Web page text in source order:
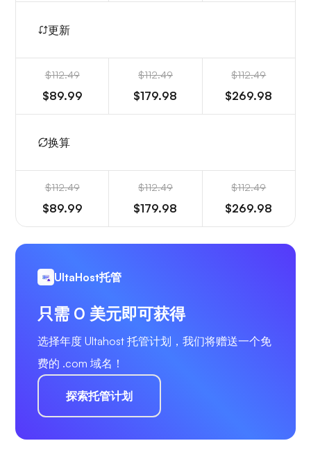
更新
$112.49
$89.99
$112.49
$179.98
$112.49
$269.98
换算
$112.49
$89.99
$112.49
$179.98
$112.49
$269.98
UltaHost托管
只需 0 美元即可获得
选择年度 Ultahost 托管计划，我们将赠送一个免
费的 .com 域名！
探索托管计划